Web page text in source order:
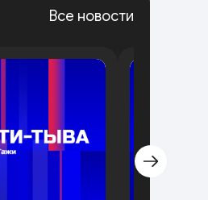
Все новости